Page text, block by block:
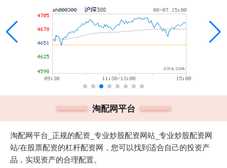
淘配网平台
淘配网平台_正规的配资_专业炒股配资网站_专业炒股配资网
站/在股票配资的杠杆配资网，您可以找到适合自己的投资产
品，实现资产的合理配置。